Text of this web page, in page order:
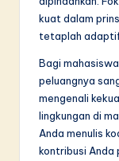
kuat dalam
tetaplah
Bagi mahasiswa
peluangnya
mengenali
lingkungan di
Anda menulis
kontribusi Anda